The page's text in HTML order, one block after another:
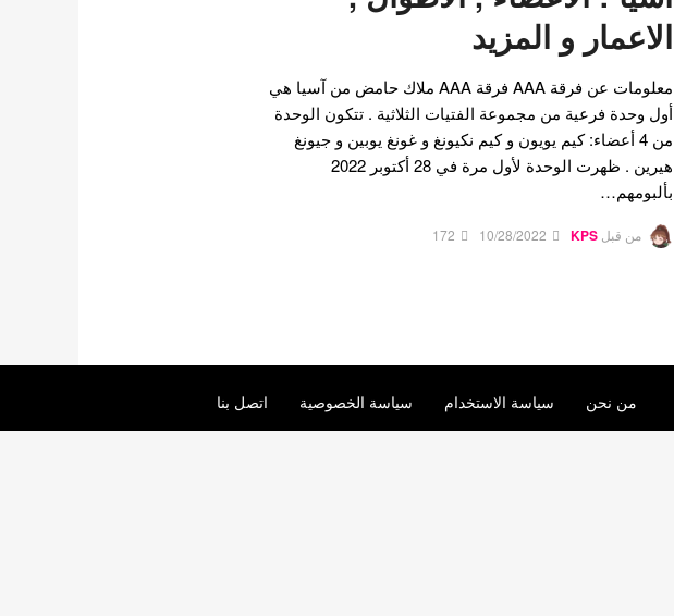
الاعمار و المزيد
معلومات عن فرقة AAA فرقة AAA ملاك حامض من آسيا هي
أول وحدة فرعية من مجموعة الفتيات الثلاثية . تتكون الوحدة
من 4 أعضاء: كيم يويون و كيم نكيونغ و غونغ يوبين و جيونغ
هيرين . ظهرت الوحدة لأول مرة في 28 أكتوبر 2022
بألبومهم…
من قبل KPS
10/28/2022
172
من نحن سياسة الاستخدام سياسة الخصوصية اتصل بنا